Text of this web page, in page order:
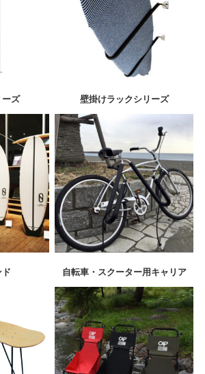
ーズ 壁掛けラックシリーズ
自転車・スクーター用キャリア